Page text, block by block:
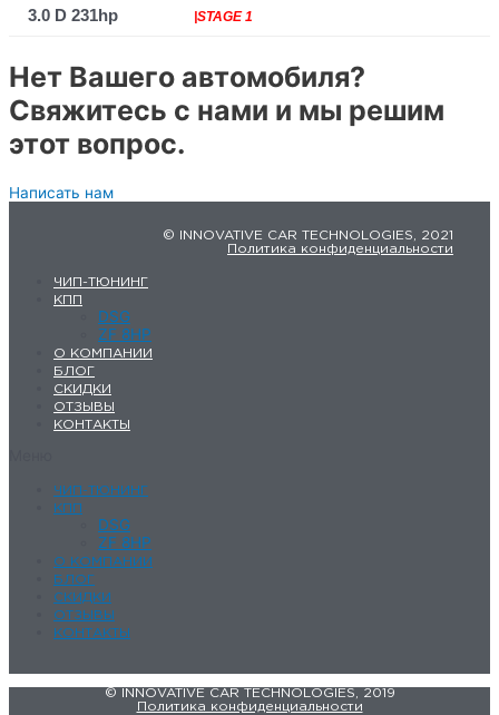
3.0 D 231hp |STAGE 1
Нет Вашего автомобиля?
Свяжитесь с нами и мы решим
этот вопрос.
Написать нам
© INNOVATIVE CAR TECHNOLOGIES, 2021
Политика конфиденциальности
ЧИП-ТЮНИНГ
КПП
DSG
ZF 8HP
О КОМПАНИИ
БЛОГ
СКИДКИ
ОТЗЫВЫ
КОНТАКТЫ
ЧИП-ТЮНИНГ
КПП
DSG
ZF 8HP
О КОМПАНИИ
БЛОГ
СКИДКИ
ОТЗЫВЫ
КОНТАКТЫ
© INNOVATIVE CAR TECHNOLOGIES, 2019
Политика конфиденциальности